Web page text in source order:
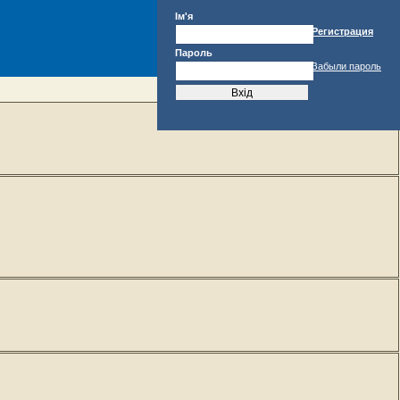
Ім'я
Пароль
Регистрация
Забыли пароль